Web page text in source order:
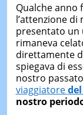
Qualche anno
l’attenzione
presentato un
rimaneva
direttamente
spiegava di
nostro
viaggiatore
nostro